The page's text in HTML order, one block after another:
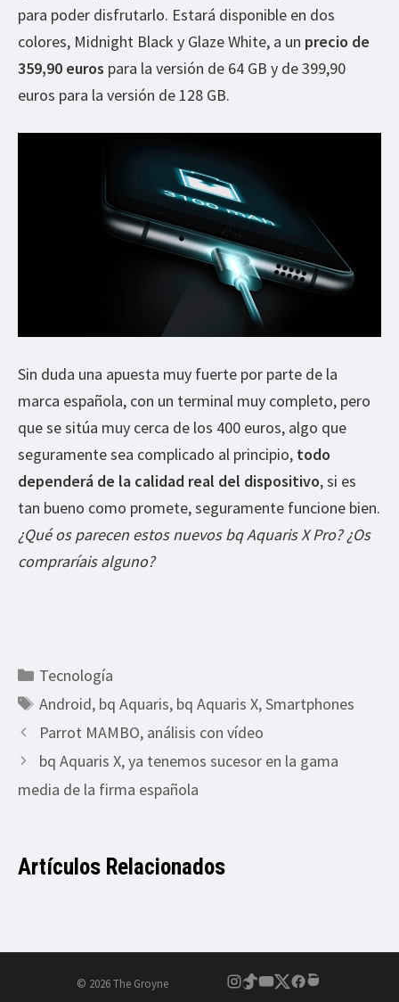
para poder disfrutarlo. Estará disponible en dos
colores, Midnight Black y Glaze White, a un precio de
359,90 euros para la versión de 64 GB y de 399,90
euros para la versión de 128 GB.
Sin duda una apuesta muy fuerte por parte de la
marca española, con un terminal muy completo, pero
que se sitúa muy cerca de los 400 euros, algo que
seguramente sea complicado al principio, todo
dependerá de la calidad real del dispositivo, si es
tan bueno como promete, seguramente funcione bien.
¿Qué os parecen estos nuevos bq Aquaris X Pro? ¿Os
compraríais alguno?
Categorías
Tecnología
Etiquetas
Android, bq Aquaris, bq Aquaris X,Smartphones
Parrot MAMBO, análisis con vídeo
bq Aquaris X, ya tenemos sucesor en la gama
media de la firma española
Artículos Relacionados
© 2026 The Groyne